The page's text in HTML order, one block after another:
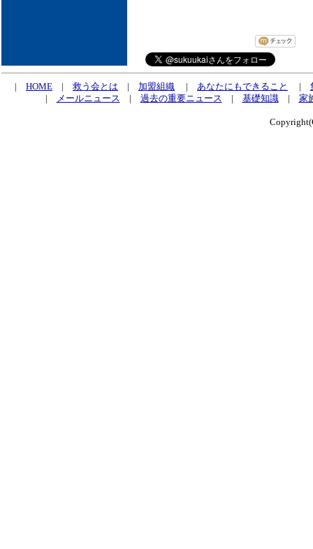
| HOME | 救う会とは | 加盟組織 | あなたにもできること |
|
メールニュース | 過去の重要ニュース | 基礎知識| 家